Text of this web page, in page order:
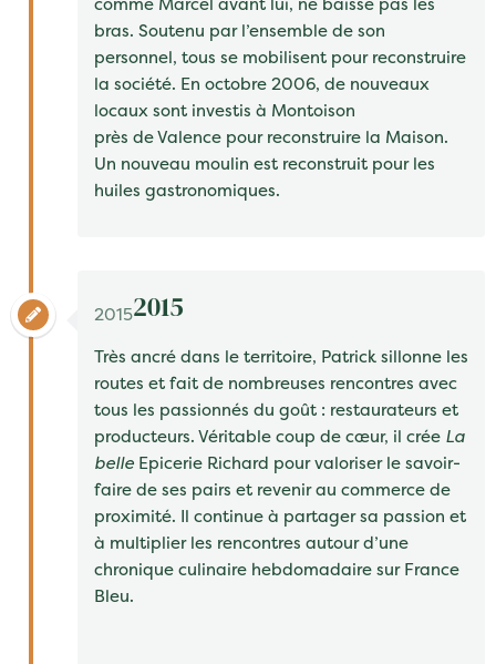
bras. Soutenu par l’ensemble de son
personnel, tous se mobilisent pour reconstruire
la société. En octobre 2006, de nouveaux
locaux sont investis à Montoison
près de Valence pour reconstruire la Maison.
Un nouveau moulin est reconstruit pour les
huiles gastronomiques.
20152015
Très ancré dans le territoire, Patricksillonne les
routes et fait de nombreuses rencontres avec
tous les passionnés du goût : restaurateurs et
producteurs. Véritable coup de cœur, il crée La
belle Epicerie Richard pour valoriser le savoir-
faire de ses pairs et revenir au commerce de
proximité. Il continue à partager sa passion et
à multiplier les rencontres autour d’une
chronique culinaire hebdomadaire sur France
Bleu.